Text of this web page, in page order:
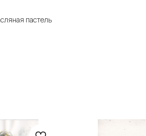
пастель